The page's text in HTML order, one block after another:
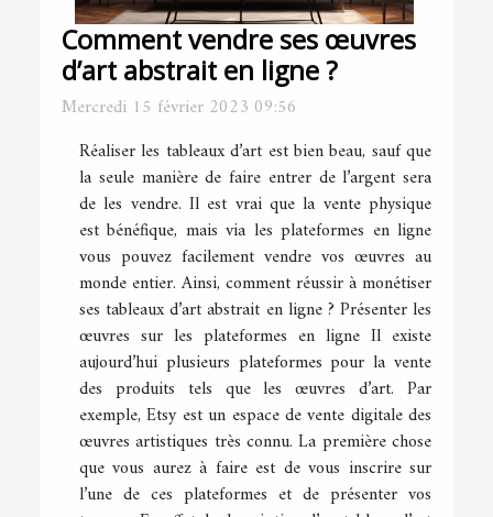
Comment vendre ses œuvres
d’art abstrait en ligne ?
Mercredi 15 février 2023 09:56
Réaliser les tableaux d’art est bien beau, sauf que
la seule manière de faire entrer de l’argent sera
de les vendre. Il est vrai que la vente physique
est bénéfique, mais via les plateformes en ligne
vous pouvez facilement vendre vos œuvres au
monde entier. Ainsi, comment réussir à monétiser
ses tableaux d’art abstrait en ligne ? Présenter les
œuvres sur les plateformes en ligne Il existe
aujourd’hui plusieurs plateformes pour la vente
des produits tels que les œuvres d’art. Par
exemple, Etsy est un espace de vente digitale des
œuvres artistiques très connu. La première chose
que vous aurez à faire est de vous inscrire sur
l’une de ces plateformes et de présenter vos